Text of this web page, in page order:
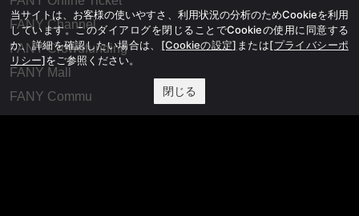
FANY Channel
FANY Crowdfunding
FANY Mall
FANY Commu
当サイトは、お客様の使いやすさ、利用状況の分析のためCookieを利用
しています。このダイアログを閉じることでCookieの使用に同意する
か、詳細を確認したい場合は、 [Cookieの設定] または[プライバシーポ
リシー]をご参照ください。
閉じる